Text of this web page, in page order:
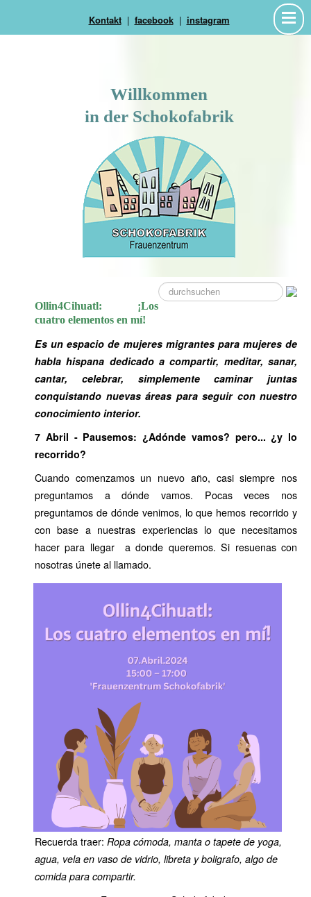
Kontakt| facebook| instagram
Willkommen
in der Schokofabrik
suche
Ollin4Cihuatl: ¡Los
cuatro elementos en mí!
Es un espacio de mujeres migrantes para mujeres de
habla hispana dedicado a compartir, meditar, sanar,
cantar, celebrar, simplemente caminar juntas
conquistando nuevas áreas para seguir con nuestro
conocimiento interior.
7 Abril - Pausemos: ¿Adónde vamos? pero... ¿y lo
recorrido?
Cuando comenzamos un nuevo año, casi siempre nos
preguntamos a dónde vamos. Pocas veces nos
preguntamos de dónde venimos, lo que hemos recorrido y
con base a nuestras experiencias lo que necesitamos
hacer para llegar a donde queremos. Si resuenas con
nosotras únete al llamado.
Recuerda traer: Ropa cómoda, manta o tapete de yoga,
agua, vela en vaso de vidrio, libreta y boligrafo, algo de
comida para compartir.